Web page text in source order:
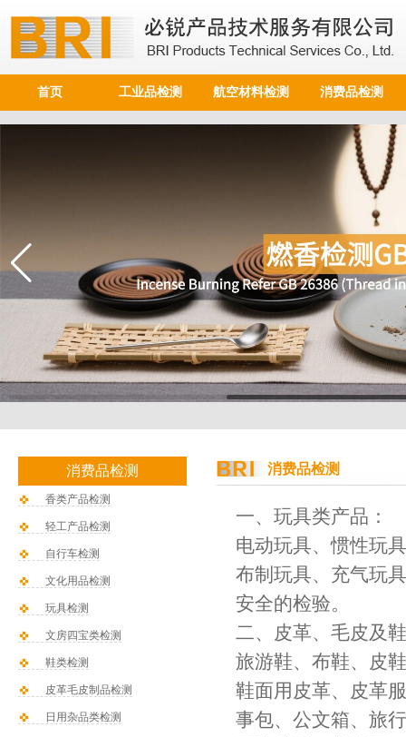
首页 工业品检测 航空材料检测 消费品检测
消费品检测
香类产品检测
轻工产品检测
自行车检测
文化用品检测
玩具检测
文房四宝类检测
鞋类检测
皮革毛皮制品检测
日用杂品类检测
消费品检测
一、玩具类产品：
电动玩具、惯性玩
布制玩具、充气玩
安全的检验。
二、皮革、毛皮及
旅游鞋、布鞋、皮
鞋面用皮革、皮革
事包、公文箱、旅